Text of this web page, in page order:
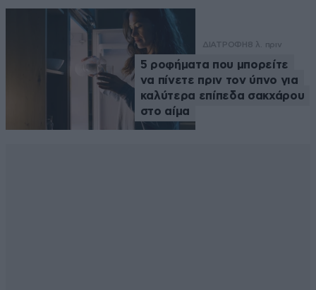
ΔΙΑΤΡΟΦΗ8 λ. πριν
5 ροφήματα που μπορείτε
να πίνετε πριν τον ύπνο για
καλύτερα επίπεδα σακχάρου
στο αίμα